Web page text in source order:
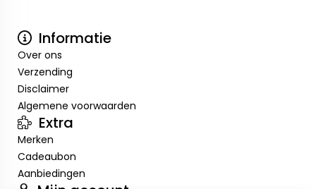
Informatie
Over ons
Verzending
Disclaimer
Algemene voorwaarden
Extra
Merken
Cadeaubon
Aanbiedingen